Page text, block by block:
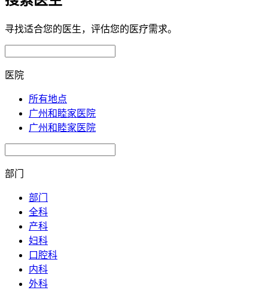
寻找适合您的医生，评估您的医疗需求。
医院
所有地点
广州和睦家医院
广州和睦家医院
部门
部门
全科
产科
妇科
口腔科
内科
外科